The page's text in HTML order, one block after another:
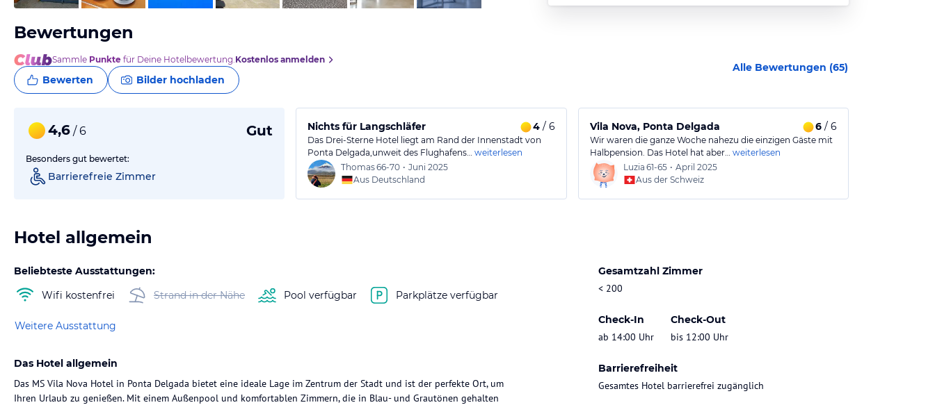
Bewertungen
Sammle Punkte für Deine Hotelbewertung.Kostenlos anmelden
Bewerten Bilder hochladen
Alle Bewertungen (65)
4,6 / 6 Gut
Besonders gut bewertet:
Barrierefreie Zimmer
Nichts für Langschläfer 4/ 6
Das Drei-Sterne Hotel liegt am Rand der Innenstadt von
Ponta Delgada,unweit des Flughafens… weiterlesen
Thomas66-70 • Juni 2025
Aus Deutschland
Vila Nova, Ponta Delgada 6/ 6
Wir waren die ganze Woche nahezu die einzigen Gäste mit
Halbpension. Das Hotel hat aber… weiterlesen
Luzia 61-65 • April 2025
Aus der Schweiz
Hotel allgemein
Beliebteste Ausstattungen:
Wifi kostenfrei
Strand in der Nähe Pool verfügbar Parkplätze verfügbar
Weitere Ausstattung
Gesamtzahl Zimmer
< 200
Check-In
ab 14:00 Uhr
Check-Out
bis 12:00 Uhr
Barrierefreiheit
Gesamtes Hotel barrierefrei zugänglich
Das Hotel allgemein
Das MS Vila Nova Hotel in Ponta Delgada bietet eine ideale Lage im Zentrum der Stadt und ist der perfekte Ort, um
Ihren Urlaub zu genießen. Mit einem Außenpool und komfortablen Zimmern, die in Blau- und Grautönen gehalten